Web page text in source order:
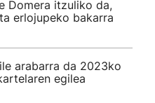
Domera itzuliko da,
erlojupeko bakarra
arabarra da 2023ko
egilea